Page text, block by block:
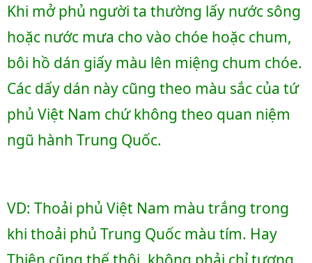
Khi mở phủ người ta thường lấy nước sông
hoặc nước mưa cho vào chóe hoặc chum,
bôi hồ dán giấy màu lên miệng chum chóe.
Các dấy dán này cũng theo màu sắc của tứ
phủ Việt Nam chứ không theo quan niệm
ngũ hành Trung Quốc.
VD: Thoải phủ Việt Nam màu trắng trong
khi thoải phủ Trung Quốc màu tím. Hay